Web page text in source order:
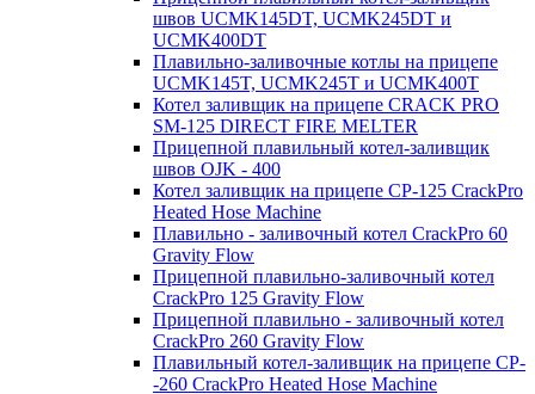
швов UCMK145DT, UCMK245DT и
UCMK400DT
Плавильно-заливочные котлы на прицепе
UCMK145T, UCMK245T и UCMK400T
Котел заливщик на прицепе CRACK PRO
SM-125 DIRECT FIRE MELTER
Прицепной плавильный котел-заливщик
швов OJK - 400
Котел заливщик на прицепе CP-125 CrackPro
Heated Hose Machine
Плавильно - заливочный котел CrackPro 60
Gravity Flow
Прицепной плавильно-заливочный котел
CrackPro 125 Gravity Flow
Прицепной плавильно - заливочный котел
CrackPro 260 Gravity Flow
Плавильный котел-заливщик на прицепе CP-
-260 CrackPro Heated Hose Machine